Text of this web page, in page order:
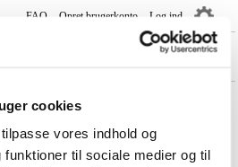
cookies
vores indhold og
til sociale medier og til
FAQ Opret brugerkonto Log ind